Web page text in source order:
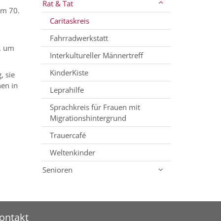
70.
um
sie
in
Rat & Tat
Caritaskreis
Fahrradwerkstatt
Interkultureller Männertreff
KinderKiste
Leprahilfe
Sprachkreis für Frauen mit
Migrationshintergrund
Trauercafé
Weltenkinder
Senioren